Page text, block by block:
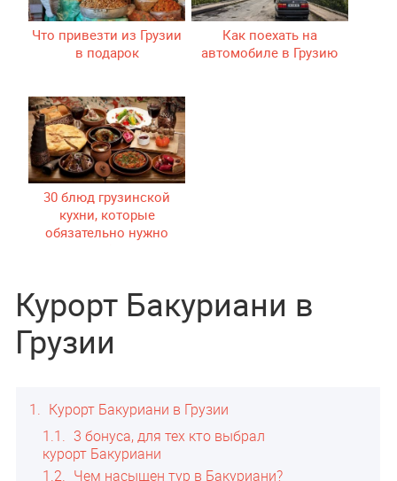
Что привезти из Грузии
в подарок
Как поехать на
автомобиле в Грузию
30 блюд грузинской
кухни, которые
обязательно нужно
Курорт Бакуриани в
Грузии
1
Курорт Бакуриани в Грузии
1.1
3 бонуса, для тех кто выбрал
курорт Бакуриани
1.2
Чем насыщен тур в Бакуриани?